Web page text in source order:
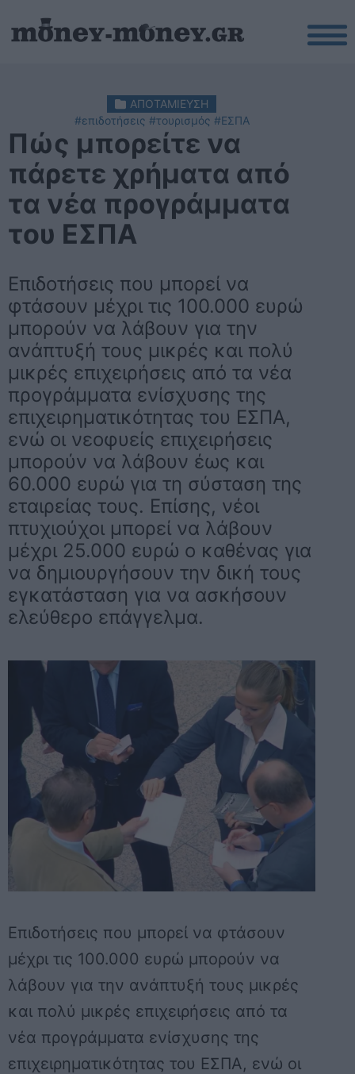
ΑΠΟΤΑΜΙΕΥΣΗ
#επιδοτήσεις #τουρισμός #ΕΣΠΑ
Πώς μπορείτε να
πάρετε χρήματα από
τα νέα προγράμματα
του ΕΣΠΑ
Επιδοτήσεις που μπορεί να
φτάσουν μέχρι τις 100.000 ευρώ
μπορούν να λάβουν για την
ανάπτυξή τους μικρές και πολύ
μικρές επιχειρήσεις από τα νέα
προγράμματα ενίσχυσης της
επιχειρηματικότητας του ΕΣΠΑ,
ενώ οι νεοφυείς επιχειρήσεις
μπορούν να λάβουν έως και
60.000 ευρώ για τη σύσταση της
εταιρείας τους. Επίσης, νέοι
πτυχιούχοι μπορεί να λάβουν
μέχρι 25.000 ευρώ ο καθένας για
να δημιουργήσουν την δική τους
εγκατάσταση για να ασκήσουν
ελεύθερο επάγγελμα.
Επιδοτήσεις που μπορεί να φτάσουν
μέχρι τις 100.000 ευρώ μπορούν να
λάβουν για την ανάπτυξή τους μικρές
και πολύ μικρές επιχειρήσεις από τα
νέα προγράμματα ενίσχυσης της
επιχειρηματικότητας του ΕΣΠΑ, ενώ οι